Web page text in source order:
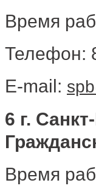
Время
Телефон:
E-mail:
6 г.
Время